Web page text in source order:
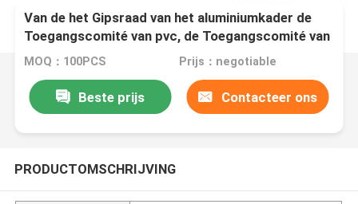
Van de het Gipsraad van het aluminiumkader de
Toegangscomité van pvc, de Toegangscomité van
de Loodgieterswerkmuur
MOQ：100PCS Prijs：negotiable
Beste prijs Contacteer ons
PRODUCTOMSCHRIJVING